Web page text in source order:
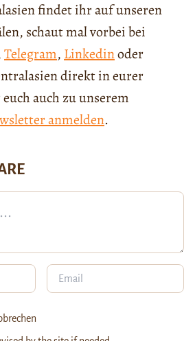
findet ihr auf unseren
schaut mal vorbei bei
Telegram, Linkedinoder
direkt in eurer
auch zu unserem
anmelden.